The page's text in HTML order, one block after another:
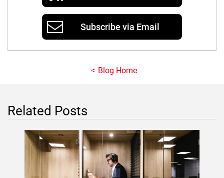
Subscribe via Email
Blog Home
Related Posts